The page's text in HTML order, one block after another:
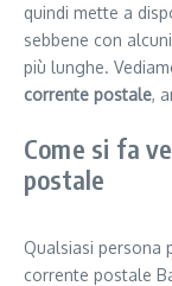
quindi mette a
sebbene con
più lunghe.
corrente postale,
Come si fa
postale
Qualsiasi persona
corrente postale